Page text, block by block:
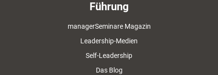
Führung
managerSeminare Magazin
Leadership-Medien
Self-Leadership
Das Blog